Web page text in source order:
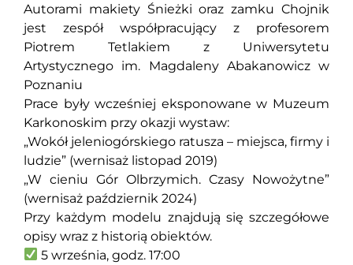
Autorami makiety Śnieżki oraz zamku Chojnik
jest zespół współpracujący z profesorem
Piotrem Tetlakiem z Uniwersytetu
Artystycznego im. Magdaleny Abakanowicz w
Poznaniu
Prace były wcześniej eksponowane w Muzeum
Karkonoskim przy okazji wystaw:
„Wokół jeleniogórskiego ratusza – miejsca, firmy i
ludzie” (wernisaż listopad 2019)
„W cieniu Gór Olbrzymich. Czasy Nowożytne”
(wernisaż październik 2024)
Przy każdym modelu znajdują się szczegółowe
opisy wraz z historią obiektów.
5 września, godz. 17:00